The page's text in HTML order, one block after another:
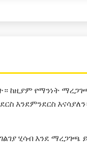
ከዚያም የማንነት
እንደምንደርስ
ሂሳብ እንደ ማረጋገጫ